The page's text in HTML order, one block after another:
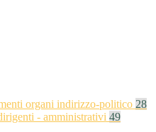
organi indirizzo-politico 28
- amministrativi 49